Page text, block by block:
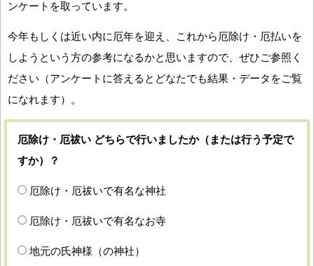
ンケートを取っています。
今年もしくは近い内に厄年を迎え、これから厄除け・厄払いを
しようという方の参考になるかと思いますので、ぜひご参照く
ださい（アンケートに答えるとどなたでも結果・データをご覧
になれます）。
厄除け・厄祓い どちらで行いましたか（または行う予定で
すか）？
厄除け・厄祓いで有名な神社
厄除け・厄祓いで有名なお寺
地元の氏神様（の神社）